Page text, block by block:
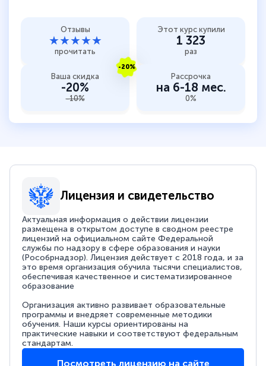
Отзывы
★★★★★
прочитать
Этот курс купили
1 323
раз
-20%
Ваша скидка
-20%
-10%
Рассрочка
на 6-18 мес.
0%
Лицензия и свидетельство
Актуальная информация о действии лицензии
размещена в открытом доступе в сводном реестре
лицензий на официальном сайте Федеральной
службы по надзору в сфере образования и науки
(Рособрнадзор). Лицензия действует с 2018 года, и за
это время организация обучила тысячи специалистов,
обеспечивая качественное и систематизированное
образование
Организация активно развивает образовательные
программы и внедряет современные методики
обучения. Наши курсы ориентированы на
практические навыки и соответствуют федеральным
стандартам.
Посмотреть лицензию на сайте